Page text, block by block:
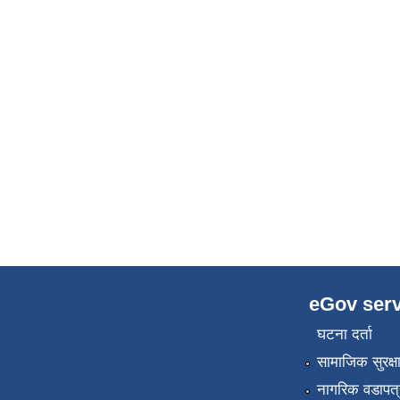
eGov
घटना दर्ता
सामाजिक सुरक्षा
नागरिक